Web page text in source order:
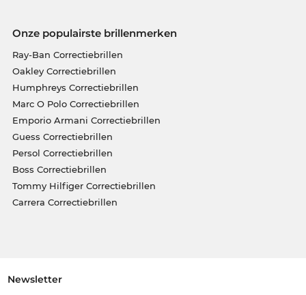
Onze populairste brillenmerken
Ray-Ban Correctiebrillen
Oakley Correctiebrillen
Humphreys Correctiebrillen
Marc O Polo Correctiebrillen
Emporio Armani Correctiebrillen
Guess Correctiebrillen
Persol Correctiebrillen
Boss Correctiebrillen
Tommy Hilfiger Correctiebrillen
Carrera Correctiebrillen
Newsletter